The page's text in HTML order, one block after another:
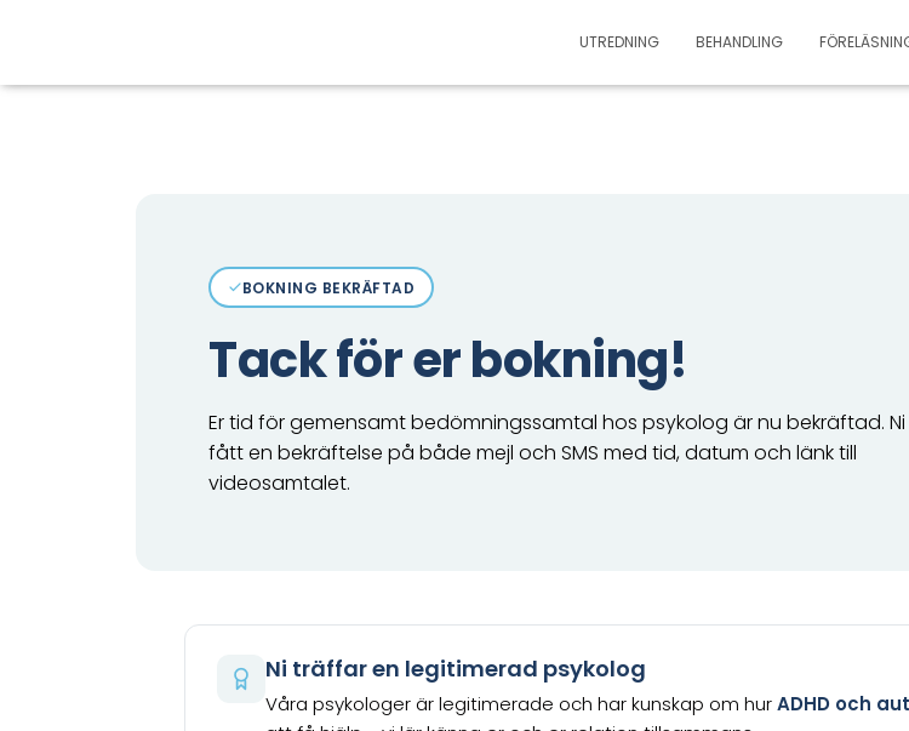
UTREDNING BEHANDLING
BOKNING BEKRÄFTAD
Tack för er bokning!
Er tid för gemensamt bedömningssamtal hos psykolog är nu bekräftad. Ni
fått en bekräftelse på både mejl och SMS med tid, datum och länk till
videosamtalet.
Ni träffar en legitimerad psykolog
Våra psykologer är legitimerade och har kunskap om hurADHD och